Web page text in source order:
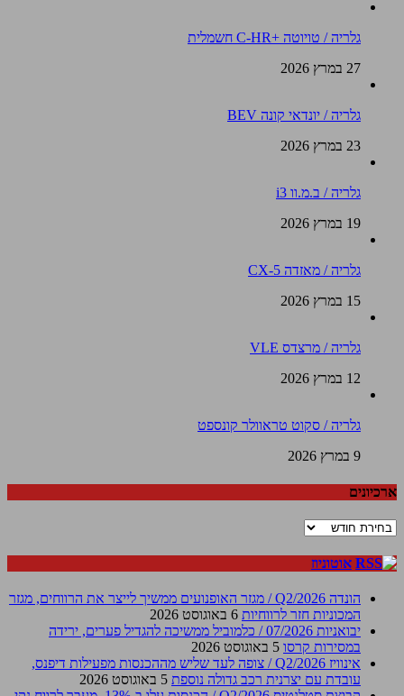
גלריה / טויוטה +C-HR חשמלית
27 במרץ 2026
גלריה / יונדאי קונה BEV
23 במרץ 2026
גלריה / ב.מ.וו i3
19 במרץ 2026
גלריה / מאזדה CX-5
15 במרץ 2026
גלריה / מרצדס VLE
12 במרץ 2026
גלריה / סקוט טראוולר קונספט
9 במרץ 2026
ארכיונים
ארכיונים
אוטוניוז
הונדה Q2/2026 / מגזר האופנועים ממשיך לייצר את הרווחים, מגזר
המכוניות חזר לרווחיות 6 באוגוסט 2026
יבואניות 07/2026 / כלמוביל ממשיכה להגדיל פערים, ירידה
במסירות קרסו 5 באוגוסט 2026
אינוויז Q2/2026 / צופה לעד שליש מההכנסות מפעילות דיפנס,
עובדת עם יצרנית רכב גדולה נוספת 5 באוגוסט 2026